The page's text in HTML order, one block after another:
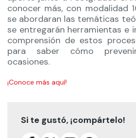
conocer más, con modalidad
se abordaran las temáticas
se entregarán herramientas e
comprensión de estos
para saber cómo
ocasiones.
¡Conoce más aquí!
Si te gustó, ¡compártelo!